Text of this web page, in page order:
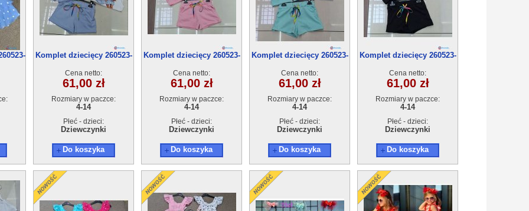
Komplet dziecięcy 260523-
Cena netto:
61,00 zł
Rozmiary w paczce:
4-14
Płeć - dzieci:
Dziewczynki
Do koszyka
Komplet dziecięcy 260523-
Cena netto:
61,00 zł
Rozmiary w paczce:
4-14
Płeć - dzieci:
Dziewczynki
Do koszyka
Komplet dziecięcy 260523-
Cena netto:
61,00 zł
Rozmiary w paczce:
4-14
Płeć - dzieci:
Dziewczynki
Do koszyka
Komplet dziecięcy 260523-
Cena netto:
61,00 zł
Rozmiary w paczce:
4-14
Płeć - dzieci:
Dziewczynki
Do koszyka